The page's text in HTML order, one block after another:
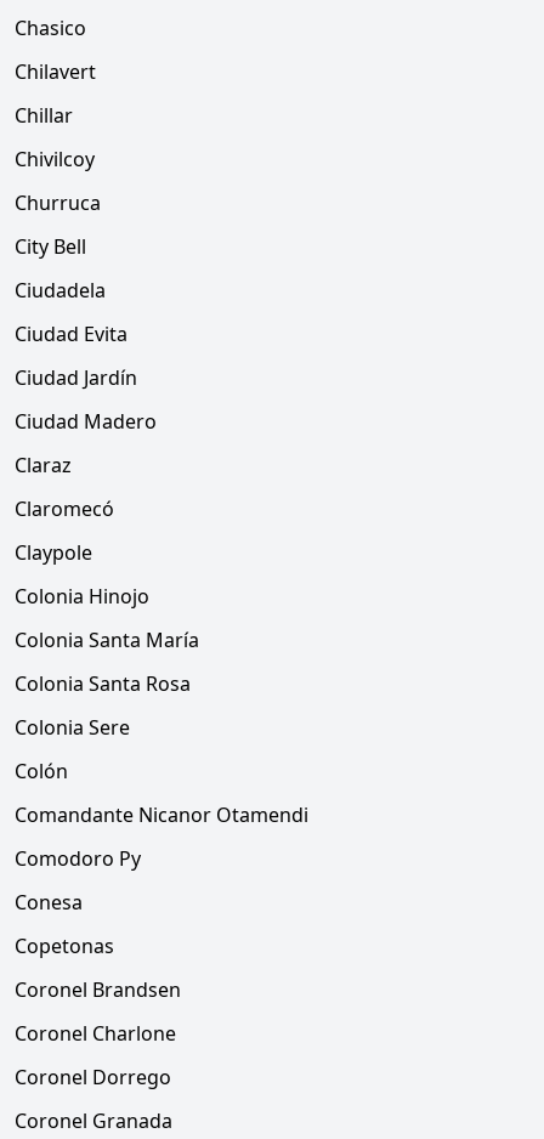
Chasico
Chilavert
Chillar
Chivilcoy
Churruca
City Bell
Ciudadela
Ciudad Evita
Ciudad Jardín
Ciudad Madero
Claraz
Claromecó
Claypole
Colonia Hinojo
Colonia Santa María
Colonia Santa Rosa
Colonia Sere
Colón
Comandante Nicanor Otamendi
Comodoro Py
Conesa
Copetonas
Coronel Brandsen
Coronel Charlone
Coronel Dorrego
Coronel Granada